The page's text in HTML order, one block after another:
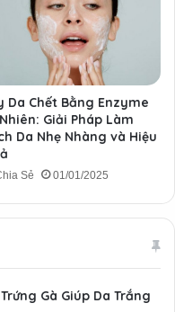
Da Chết Bằng Enzyme
Giải Pháp Làm
Da Nhẹ Nhàng và Hiệu
Sẻ 01/01/2025
Gà Giúp Da Trắng